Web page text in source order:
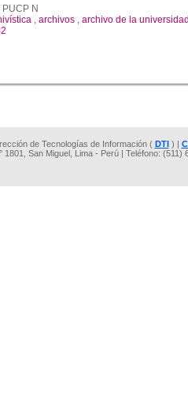
N
, archivos , archivo de la universidad
de Tecnologías de Información ( DTI) |
1801, San Miguel, Lima - Perú | Teléfono: